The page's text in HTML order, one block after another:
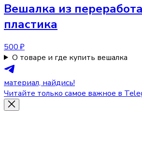
Вешалка из
пластика
500 ₽
О товаре и где купить вешалка
материал, найдись!
Читайте только самое важное в